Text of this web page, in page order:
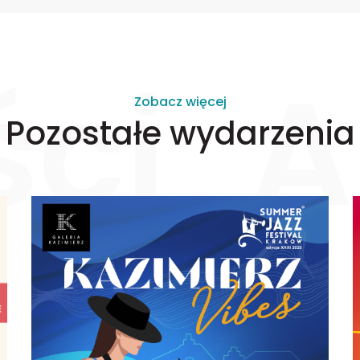
Zobacz więcej
Pozostałe wydarzenia